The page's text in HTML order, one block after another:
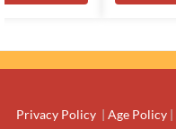
Privacy Policy | Age Policy |